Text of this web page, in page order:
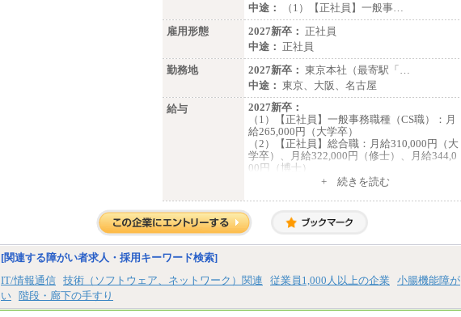
中途：
（1）【正社員】一般事…
雇用形態
2027新卒： 正社員
中途： 正社員
勤務地
2027新卒： 東京本社（最寄駅「…
中途： 東京、大阪、名古屋
給与
2027新卒：
（1）【正社員】一般事務職種（CS職）：月
給265,000円（大学卒）
（2）【正社員】総合職：月給310,000円（大
学卒）、月給322,000円（修士）、月給344,0
00円（博士）
※見習期間（試用期間、3か月）も給与に変
更はございません。
※一般事務職種（CS職）の大学院修了者は大
学卒の金額を最低額とし、
下記は新卒採用の給与です。経験者採用の場
合、下記を再下限としてご経験に応じた金額
+ 続きを読む
[関連する障がい者求人・採用キーワード検索]
IT/情報通信 技術（ソフトウェア、ネットワーク）関連 従業員1,000人以上の企業
小腸機能障が
い
階段・廊下の手すり